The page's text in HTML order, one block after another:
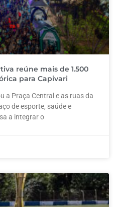
reúne mais de 1.500
para Capivari
a Praça Central e as ruas da
de esporte, saúde e
a integrar o